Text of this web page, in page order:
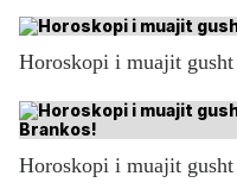
Horoskopi i muajit
Horoskopi i muajit